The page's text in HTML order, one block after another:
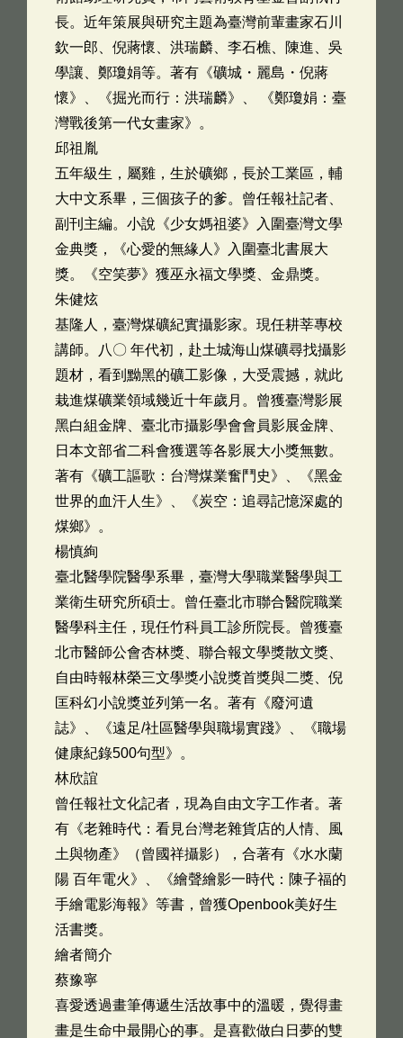
長。近年策展與研究主題為臺灣前輩畫家石川
欽一郎、倪蔣懷、洪瑞麟、李石樵、陳進、吳
學讓、鄭瓊娟等。著有《礦城・麗島・倪蔣
懷》、《掘光而行：洪瑞麟》、 《鄭瓊娟：臺
灣戰後第一代女畫家》。
邱祖胤
五年級生，屬雞，生於礦鄉，長於工業區，輔
大中文系畢，三個孩子的爹。曾任報社記者、
副刊主編。小說《少女媽祖婆》入圍臺灣文學
金典獎，《心愛的無緣人》入圍臺北書展大
獎。《空笑夢》獲巫永福文學獎、金鼎獎。
朱健炫
基隆人，臺灣煤礦紀實攝影家。現任耕莘專校
講師。八〇 年代初，赴土城海山煤礦尋找攝影
題材，看到黝黑的礦工影像，大受震撼，就此
栽進煤礦業領域幾近十年歲月。曾獲臺灣影展
黑白組金牌、臺北市攝影學會會員影展金牌、
日本文部省二科會獲選等各影展大小獎無數。
著有《礦工謳歌：台灣煤業奮鬥史》、《黑金
世界的血汗人生》、《炭空：追尋記憶深處的
煤鄉》。
楊慎絢
臺北醫學院醫學系畢，臺灣大學職業醫學與工
業衛生研究所碩士。曾任臺北市聯合醫院職業
醫學科主任，現任竹科員工診所院長。曾獲臺
北市醫師公會杏林獎、聯合報文學獎散文獎、
自由時報林榮三文學獎小說獎首獎與二獎、倪
匡科幻小說獎並列第一名。著有《廢河遺
誌》、《遠足/社區醫學與職場實踐》、《職場
健康紀錄500句型》。
林欣誼
曾任報社文化記者，現為自由文字工作者。著
有《老雜時代：看見台灣老雜貨店的人情、風
土與物產》（曾國祥攝影），合著有《水水蘭
陽 百年電火》、《繪聲繪影一時代：陳子福的
手繪電影海報》等書，曾獲Openbook美好生
活書獎。
繪者簡介
蔡豫寧
喜愛透過畫筆傳遞生活故事中的溫暖，覺得畫
畫是生命中最開心的事。是喜歡做白日夢的雙